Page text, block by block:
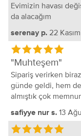
Evimizin havası
da alacağım
serenay p. 22
Muhteşem
Sipariş verirken
günde geldi, hem
almıştık çok
safiyye nur s. 13